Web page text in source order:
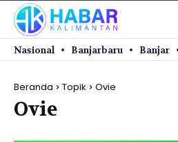
Nasional Banjarbaru Banjar
Beranda Topik Ovie
Ovie